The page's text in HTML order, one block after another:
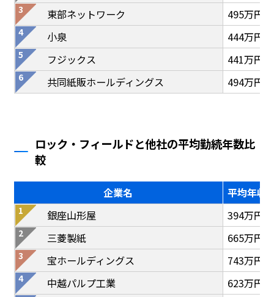
東部ネットワーク
495万円
小泉
444万円
フジックス
441万円
共同紙販ホールディングス
494万円
ロック・フィールドと他社の平均勤続年数比
較
企業名
平均年収
銀座山形屋
394万円
三菱製紙
665万円
宝ホールディングス
743万円
中越パルプ工業
623万円